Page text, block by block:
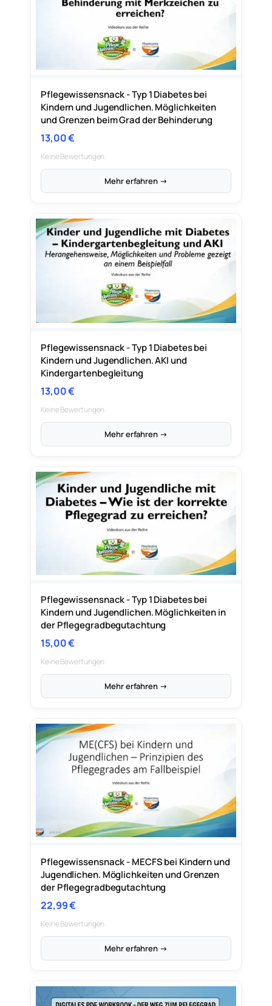
Pflegewissensnack - Typ 1 Diabetes bei
Kindern und Jugendlichen. Möglichkeiten
und Grenzen beim Grad der Behinderung
13,00€
Keine Bewertungen
Mehr erfahren →
Pflegewissensnack - Typ 1 Diabetes bei
Kindern und Jugendlichen. AKI und
Kindergartenbegleitung
13,00€
Keine Bewertungen
Mehr erfahren →
Pflegewissensnack - Typ 1 Diabetes bei
Kindern und Jugendlichen. Möglichkeiten in
der Pflegegradbegutachtung
15,00€
Keine Bewertungen
Mehr erfahren →
Pflegewissensnack - MECFS bei Kindern und
Jugendlichen. Möglichkeiten und Grenzen
der Pflegegradbegutachtung
22,99€
Keine Bewertungen
Mehr erfahren →